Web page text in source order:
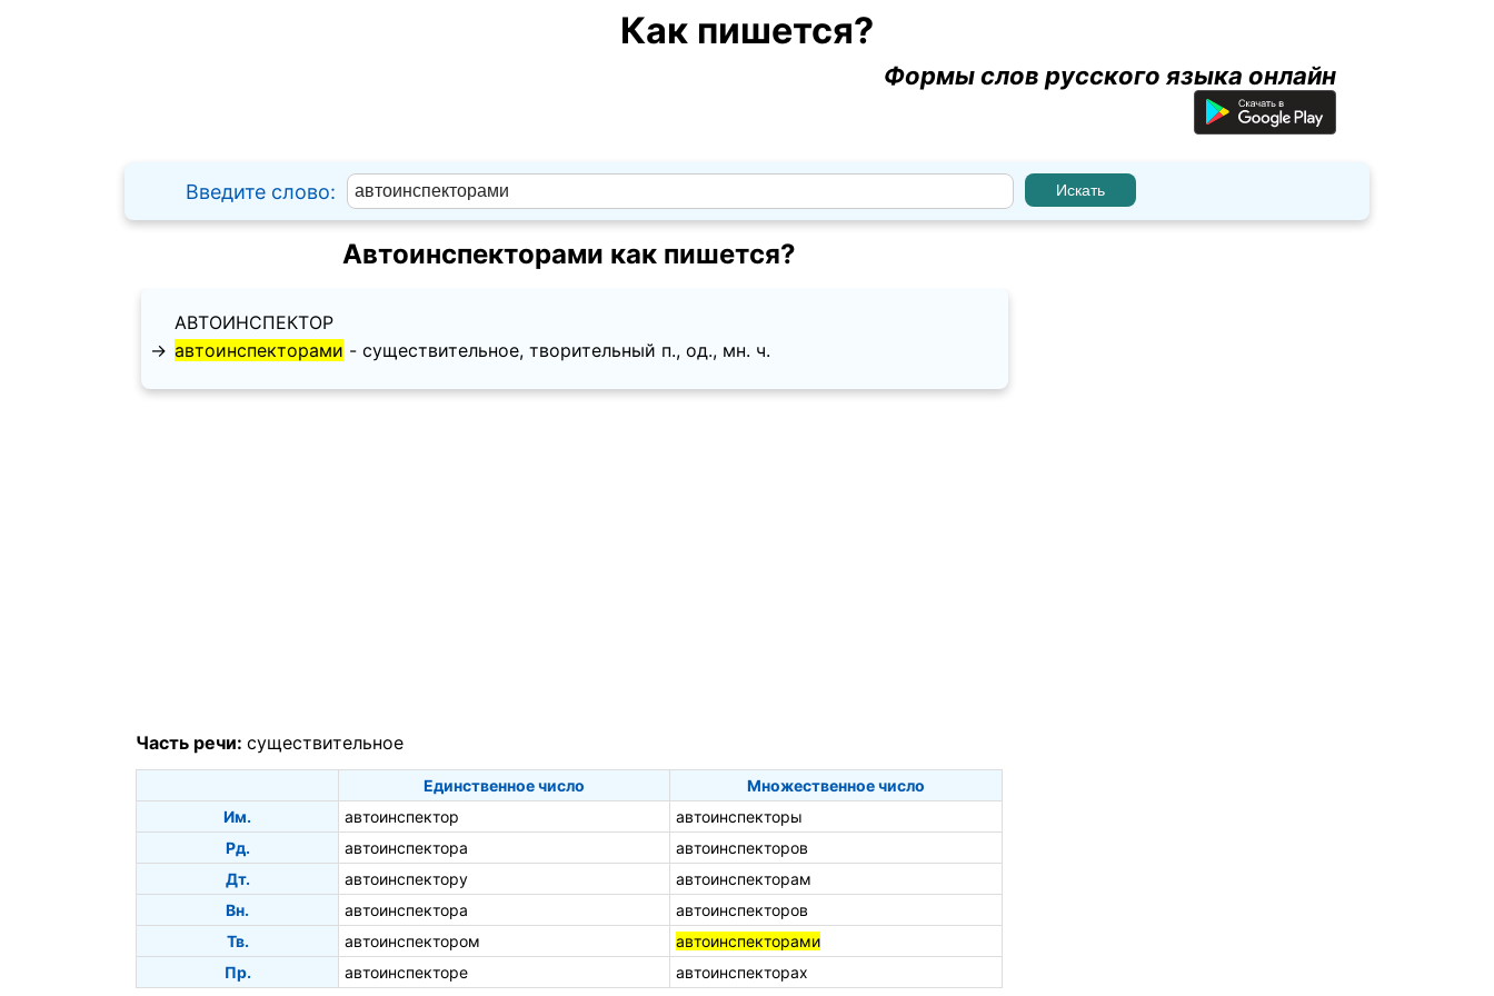
Как пишется?
Формы слов русского языка онлайн
Введите слово:
Автоинспекторами как пишется?
АВТОИНСПЕКТОР
→ автоинспекторами - существительное, творительный п., од., мн. ч.
Часть речи: существительное
Единственное число
Множественное число
Им.
автоинспектор
автоинспекторы
Рд.
автоинспектора
автоинспекторов
Дт.
автоинспектору
автоинспекторам
Вн.
автоинспектора
автоинспекторов
Тв.
автоинспектором
автоинспекторами
Пр.
автоинспекторе автоинспекторах